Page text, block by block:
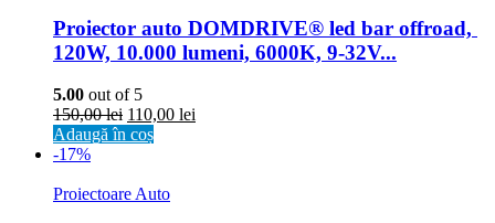
Proiector auto DOMDRIVE® led bar offroad,
120W, 10.000 lumeni, 6000K, 9-32V...
5.00 out of 5
150,00lei 110,00 lei
Adaugă în coș
-17%
Proiectoare Auto